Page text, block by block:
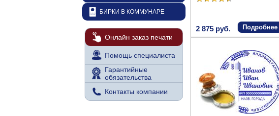
2 875 руб. Подробнее
БИРКИ В КОММУНАРЕ
Онлайн заказ печати
Помощь специалиста
Гарантийные
обязательства
Контакты компании